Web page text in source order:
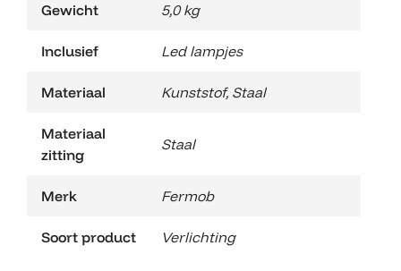
Gewicht 5,0 kg
Inclusief Led lampjes
Materiaal Kunststof, Staal
Materiaal
zitting
Staal
Merk Fermob
Soort product Verlichting